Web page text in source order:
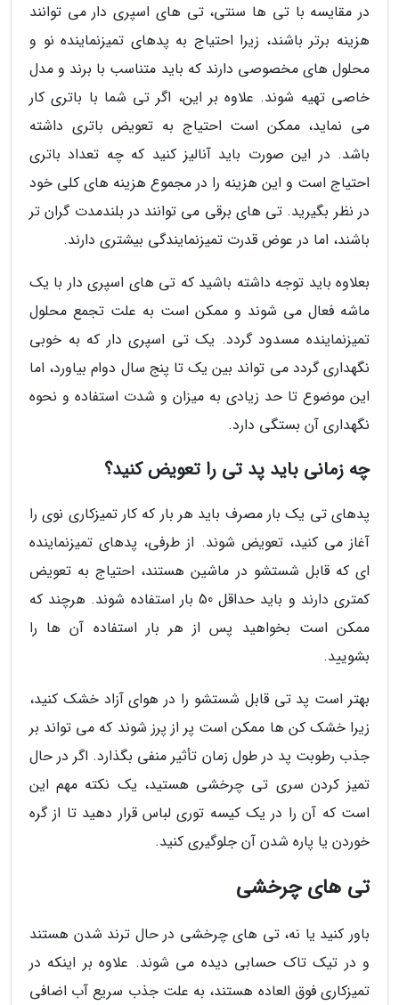
در مقایسه با تی ها سنتی، تی های اسپری دار می توانند
هزینه برتر باشند، زیرا احتیاج به پدهای تمیزنماینده نو و
محلول های مخصوصی دارند که باید متناسب با برند و مدل
خاصی تهیه شوند. علاوه بر این، اگر تی شما با باتری کار
می نماید، ممکن است احتیاج به تعویض باتری داشته
باشد. در این صورت باید آنالیز کنید که چه تعداد باتری
احتیاج است و این هزینه را در مجموع هزینه های کلی خود
در نظر بگیرید. تی های برقی می توانند در بلندمدت گران تر
باشند، اما در عوض قدرت تمیزنمایندگی بیشتری دارند.
بعلاوه باید توجه داشته باشید که تی های اسپری دار با یک
ماشه فعال می شوند و ممکن است به علت تجمع محلول
تمیزنماینده مسدود گردد. یک تی اسپری دار که به خوبی
نگهداری گردد می تواند بین یک تا پنج سال دوام بیاورد، اما
این موضوع تا حد زیادی به میزان و شدت استفاده و نحوه
نگهداری آن بستگی دارد.
چه زمانی باید پد تی را تعویض کنید؟
پدهای تی یک بار مصرف باید هر بار که کار تمیزکاری نوی را
آغاز می کنید، تعویض شوند. از طرفی، پدهای تمیزنماینده
ای که قابل شستشو در ماشین هستند، احتیاج به تعویض
کمتری دارند و باید حداقل 50 بار استفاده شوند. هرچند که
ممکن است بخواهید پس از هر بار استفاده آن ها را
بشویید.
بهتر است پد تی قابل شستشو را در هوای آزاد خشک کنید،
زیرا خشک کن ها ممکن است پر از پرز شوند که می تواند بر
جذب رطوبت پد در طول زمان تأثیر منفی بگذارد. اگر در حال
تمیز کردن سری تی چرخشی هستید، یک نکته مهم این
است که آن را در یک کیسه توری لباس قرار دهید تا از گره
خوردن یا پاره شدن آن جلوگیری کنید.
تی های چرخشی
باور کنید یا نه، تی های چرخشی در حال ترند شدن هستند
و در تیک تاک حسابی دیده می شوند. علاوه بر اینکه در
تمیزکاری فوق العاده هستند، به علت جذب سریع آب اضافی